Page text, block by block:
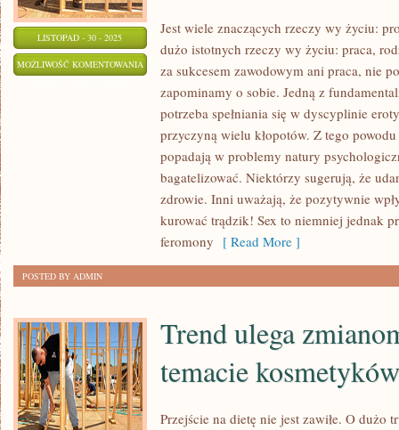
LISTOPAD - 30 - 2025
MOŻLIWOŚĆ KOMENTOWANIA
JAKO
MEDYCYNA
WETERYNARYJNA
ORAZ
JEST
TO
OŚWIATA
Jest wiele znaczących rzeczy wy życiu:
dużo istotnych rzeczy wy życiu: praca,
za sukcesem zawodowym ani praca, nie
zapominamy o sobie. Jedną z
potrzeba spełniania się w dyscyplinie
przyczyną wielu kłopotów. Z tego
popadają w problemy natury
bagatelizować. Niektórzy sugerują, że
zdrowie. Inni uważają, że pozytywnie
kurować trądzik! Sex to niemniej jednak
feromony [ Read More ]
POSTED BY ADMIN
Trend ulega
temacie
Przejście na dietę nie jest zawiłe. O dużo